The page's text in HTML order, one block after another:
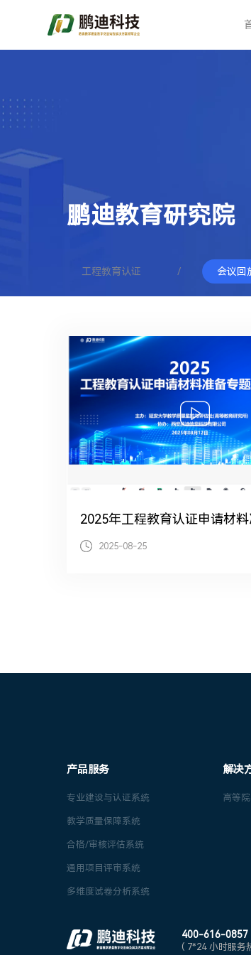
鹏迪教育研究院
工程教育认证 会议回
2025-08-25
产品服务
专业建设与认证系统
教学质量保障系统
合格/审核评估系统
通用项目评审系统
多维度试卷分析系统
解决
高等
400-616-0857
( 7*24 小时服务